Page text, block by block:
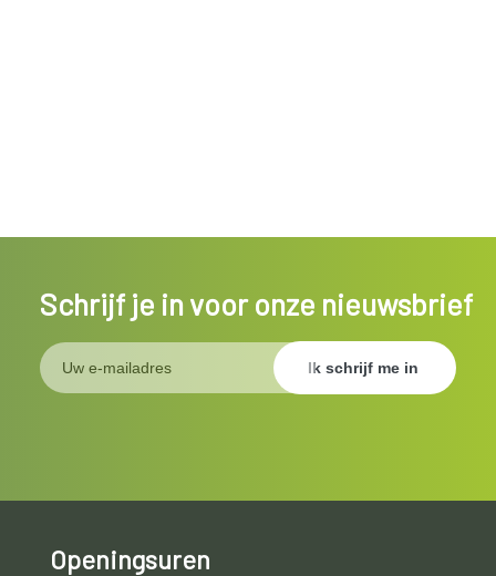
Schrijf je in voor onze nieuwsbrief
Openingsuren